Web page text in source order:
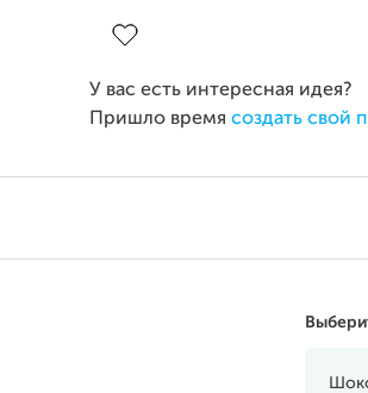
У вас есть интересная идея?
Пришло время создать свой